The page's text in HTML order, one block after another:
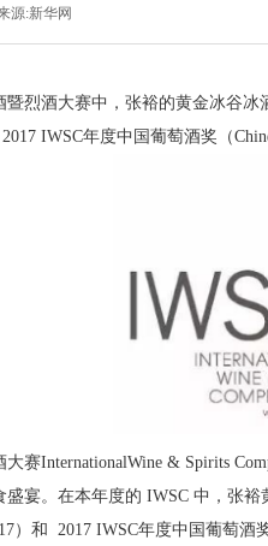
源:新华网
酒大赛中，张裕的黄金冰谷冰
IWSC年度中国葡萄酒奖（
InternationalWine & Spirits
盛宴。在本年度的 IWSC 中，张
）和 2017 IWSC年度中国葡萄酒